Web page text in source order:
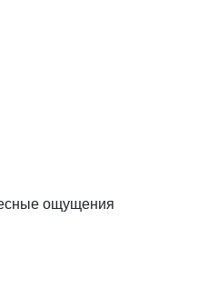
ощущения